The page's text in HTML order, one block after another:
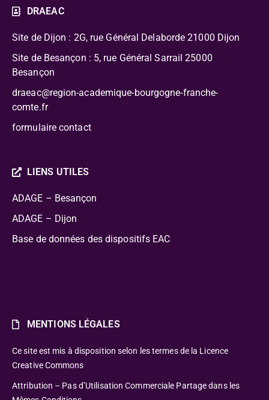
DRAEAC
Site de Dijon : 2G, rue Général Delaborde 21000 Dijon
Site de Besançon : 5, rue Général Sarrail 25000
Besançon
draeac@region-academique-bourgogne-franche-
comte.fr
formulaire contact
LIENS UTILES
ADAGE – Besançon
ADAGE – Dijon
Base de données des dispositifs EAC
MENTIONS LÉGALES
Ce site est mis à disposition selon les termes de la Licence
Creative Commons
Attribution – Pas d’Utilisation Commerciale Partage dans les